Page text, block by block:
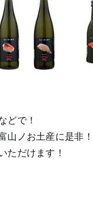
どで！
山ノお土産に是非！
ただけます！